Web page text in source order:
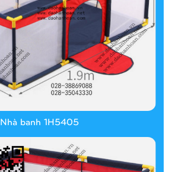
Nhà banh 1H5405